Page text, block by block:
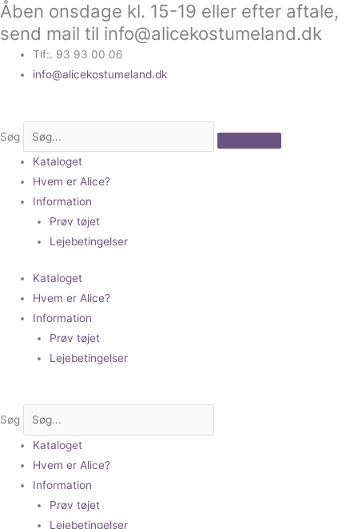
Gå
til
indholdet
Åben onsdage kl. 15-19 eller efter aftale,
send mail til info@alicekostumeland.dk
Tlf:. 93 93 00 06
info@alicekostumeland.dk
Søg
Kataloget
Hvem er Alice?
Information
Prøv tøjet
Lejebetingelser
Kataloget
Hvem er Alice?
Information
Prøv tøjet
Lejebetingelser
Søg
Kataloget
Hvem er Alice?
Information
Prøv tøjet
Lejebetingelser